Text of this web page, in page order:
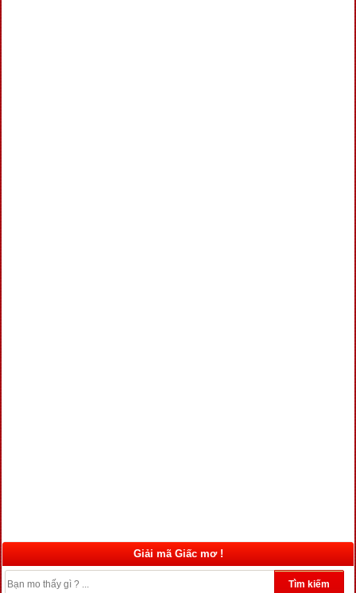
Giải mã Giấc mơ !
Tìm kiếm